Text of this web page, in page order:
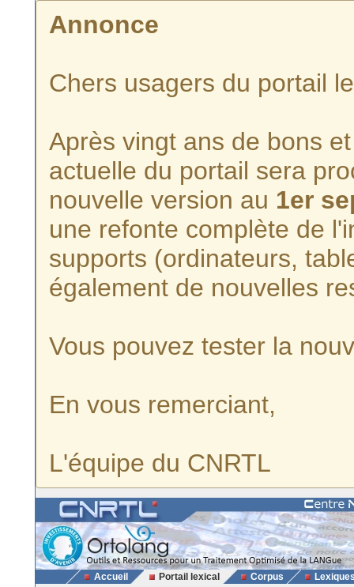
Annonce
Chers usagers du portail
Après vingt ans de bons
actuelle du portail sera
nouvelle version au 1er
une refonte complète de
supports (ordinateurs,
également de nouvelles
Vous pouvez tester la
En vous remerciant,
L'équipe du CNRTL
Accueil Portail lexical Corpus